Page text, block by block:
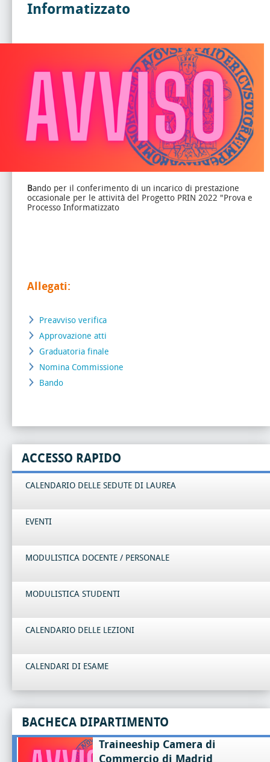
Informatizzato
Bando per il conferimento di un incarico di prestazione
occasionale per le attività del Progetto PRIN 2022 "Prova e
Processo Informatizzato
Allegati:
Preavviso verifica
Approvazione atti
Graduatoria finale
Nomina Commissione
Bando
ACCESSO RAPIDO
CALENDARIO DELLE SEDUTE DI LAUREA
EVENTI
MODULISTICA DOCENTE / PERSONALE
MODULISTICA STUDENTI
CALENDARIO DELLE LEZIONI
CALENDARI DI ESAME
BACHECA DIPARTIMENTO
Traineeship Camera di
Commercio di Madrid